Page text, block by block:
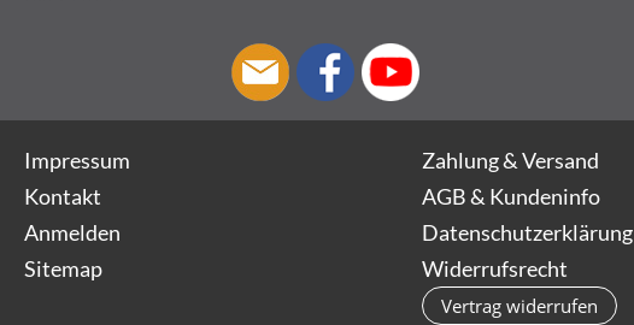
Impressum
Kontakt
Anmelden
Sitemap
Zahlung & Versand
AGB & Kundeninfo
Datenschutzerklärung
Widerrufsrecht
Vertrag widerrufen